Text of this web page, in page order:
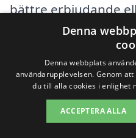
bättre erbjudande
passar dina behov
städer i närheten
kan hitta
Denna
Denna webbplats
användarupplevelsen. Genom
du till alla cookies i enlighet
ACCEPTERA ALLA